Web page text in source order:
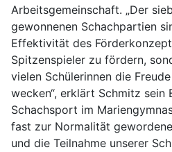
Arbeitsgemeinschaft. „Der
gewonnenen Schachpartien
Effektivität des
Spitzenspieler zu fördern,
vielen Schülerinnen die
wecken“, erklärt Schmitz sein
Schachsport im
fast zur Normalität
und die Teilnahme unserer